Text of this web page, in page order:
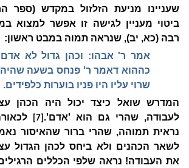
שעניינו מניעת הזלזול במקדש (ספר
ביטוי מעניין לגישה זו אפשר למצוא
רבה (כא, יב), שנראה תמוה במבט ראשון:
אמר ר' אבהו: וכהן גדול לא
כההוא דאמר ר' פנחס בשעה שהיה
שרוי עליו היו פניו בוערות כלפידים.
המדרש שואל כיצד יכול היה הכהן
לעבודה, שהרי גם הוא 'אדם'. [7]
נראית תמוהה, שהרי ברור שהאיסור
לשאר הכהנים ולא ביחס לכהן הגדול
את העבודה! נראה שלפי הכללים